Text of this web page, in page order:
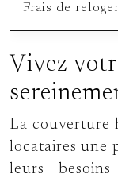
Frais de
Vivez
La couverture
locataires une
leurs